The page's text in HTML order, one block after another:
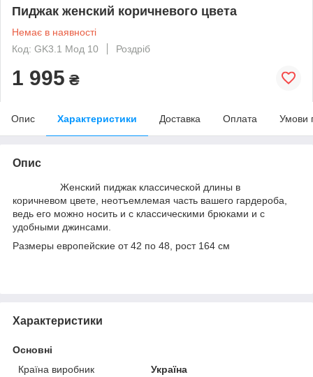
Пиджак женский коричневого цвета
Немає в наявності
Код: GK3.1 Мод 10
Роздріб
1 995 ₴
Опис Характеристики Доставка Оплата Умови
Опис
Женский пиджак классической длины в
коричневом цвете, неотъемлемая часть вашего гардероба,
ведь его можно носить и с классическими брюками и с
удобными джинсами.
Размеры европейские от 42 по 48, рост 164 см
Характеристики
Основні
Країна виробник
Україна